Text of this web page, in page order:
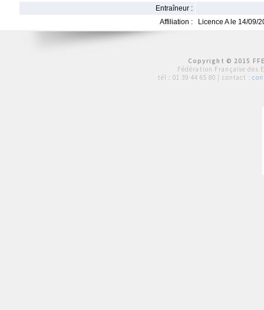
Entraîneur :
Affiliation :
Licence A le 14/09/
Copyright © 2015
Fédération Française des
tél : 01 39 44 65 80 | contact :